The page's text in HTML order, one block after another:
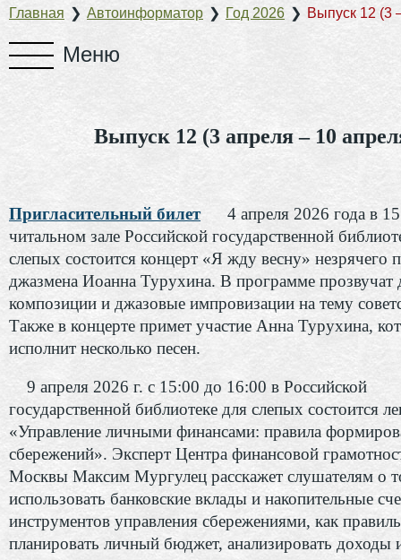
Главная ❯ Автоинформатор ❯ Год 2026 ❯ Выпуск 12 (3
Выпуск 12 (3 апреля – 10
Пригласительный билет
4 апреля 2026 года в
читальном зале Российской государственной
слепых состоится концерт «Я жду весну» незрячего
джазмена Иоанна Турухина. В программе прозвучат
композиции и джазовые импровизации на тему
Также в концерте примет участие Анна Турухина,
исполнит несколько песен.
9 апреля 2026 г. с 15:00 до 16:00 в Российской
государственной библиотеке для слепых состоится
«Управление личными финансами: правила
сбережений». Эксперт Центра финансовой
Москвы Максим Мургулец расскажет слушателям о
использовать банковские вклады и накопительные
инструментов управления сбережениями, как
планировать личный бюджет, анализировать доходы